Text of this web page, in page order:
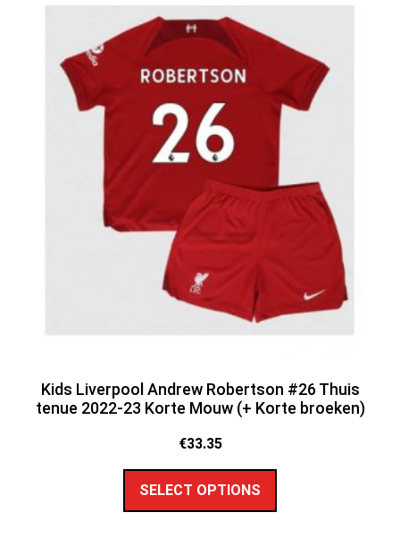
Kids Liverpool Andrew Robertson #26 Thuis
tenue 2022-23 Korte Mouw (+ Korte broeken)
€33.35
SELECT OPTIONS